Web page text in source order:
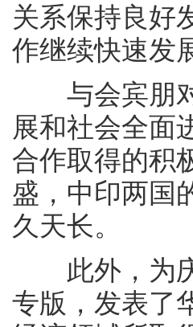
关系保持良好
作继续快速发
与会宾朋对
展和社会全面
合作取得的积
盛，中印两国
久天长。
此外，为庆
专版，发表了